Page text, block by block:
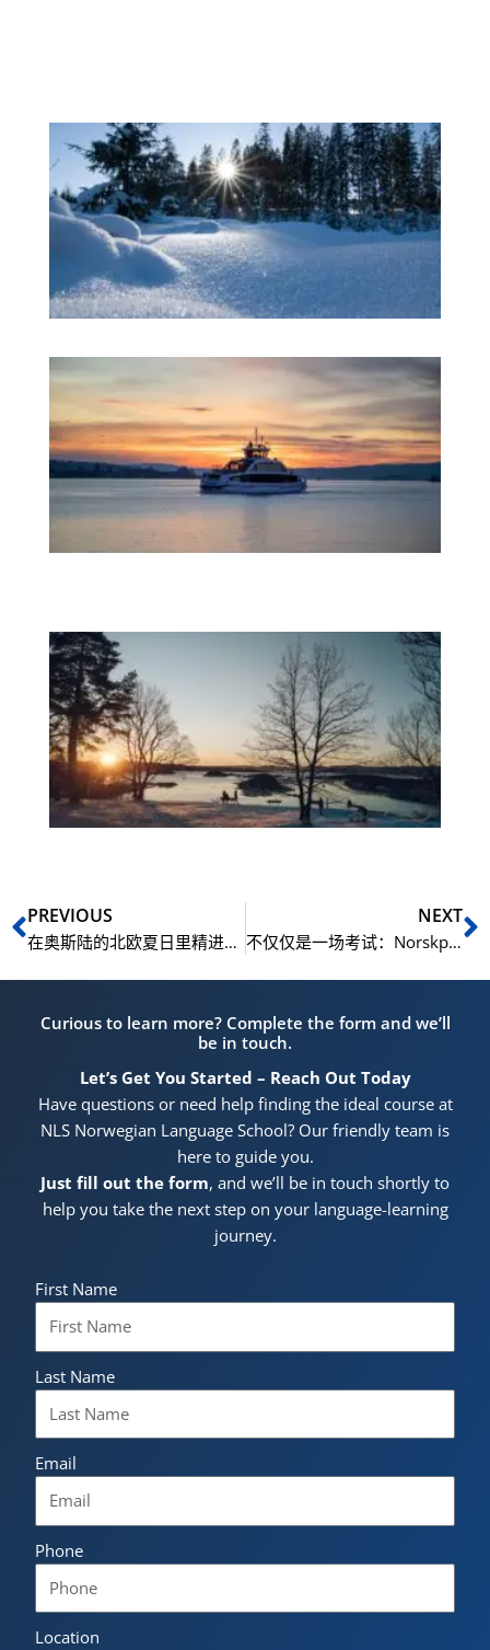
Prev
PREVIOUS
在奥斯陆的北欧夏日里精进挪威语——走进 NLS Norwegian Language School 的全方位沉浸体验
NEXT
不仅仅是一场考试：Norskprøven如何为你铺平永居与就业之路
Curious to learn more? Complete the form and we’ll
be in touch.
Let’s Get You Started – Reach Out Today
Have questions or need help finding the ideal course at
NLS Norwegian Language School? Our friendly team is
here to guide you.
Just fill out the form, and we’ll be in touch shortly to
help you take the next step on your language-learning
journey.
First Name
Last Name
Email
Phone
Location